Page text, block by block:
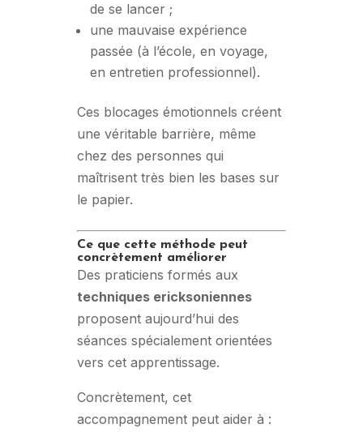
de se lancer ;
une mauvaise expérience
passée (à l’école, en voyage,
en entretien professionnel).
Ces blocages émotionnels créent
une véritable barrière, même
chez des personnes qui
maîtrisent très bien les bases sur
le papier.
Ce que cette méthode peut
concrètement améliorer
Des praticiens formés aux
techniques ericksoniennes
proposent aujourd’hui des
séances spécialement orientées
vers cet apprentissage.
Concrètement, cet
accompagnement peut aider à :